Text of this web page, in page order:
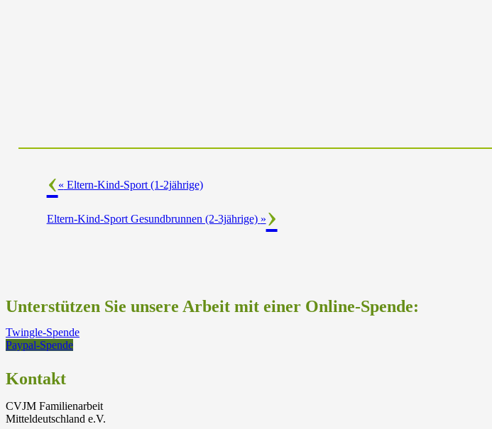
« Eltern-Kind-Sport (1-2jährige)
Eltern-Kind-Sport Gesundbrunnen (2-3jährige) »
Unterstützen Sie unsere Arbeit mit einer Online-Spende:
Twingle-Spende
Paypal-Spende
Kontakt
CVJM Familienarbeit
Mitteldeutschland e.V.